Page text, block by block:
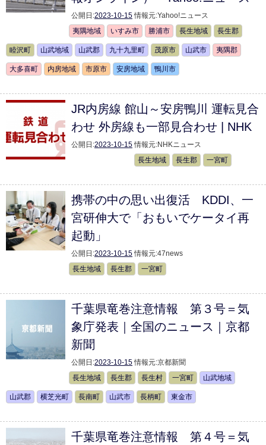
公開日:2023-10-15 情報元:Yahoo!ニュース
夷隅地域
いすみ市 勝浦市 長生地域 長生郡
睦沢町 山武地域 山武郡 九十九里町 茂原市 山武市 夷隅郡
大多喜町 内房地域 市原市 安房地域 鴨川市
JR内房線 館山～安房鴨川 運転見合
わせ 外房線も一部見合わせ | NHK
公開日:2023-10-15 情報元:NHKニュース
長生地域
長生郡 一宮町
携帯の中の思い出復活 KDDI、一
宮研伸大で「おもいでケータイ再
起動」
公開日:2023-10-15 情報元:47news
長生地域
長生郡 一宮町
千葉県竜巻注意情報 第３号＝気
象庁発表｜全国のニュース｜京都
新聞
公開日:2023-10-15 情報元:京都新聞
長生地域
長生郡 長生村 一宮町 山武地域
山武郡 横芝光町 長南町 山武市 長柄町 東金市
千葉県竜巻注意情報 第４号＝気